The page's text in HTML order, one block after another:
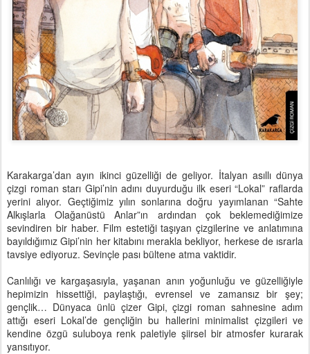
Karakarga’dan ayın ikinci güzelliği de geliyor. İtalyan asıllı dünya
çizgi roman starı Gipi’nin adını duyurduğu ilk eseri “Lokal” raflarda
yerini alıyor. Geçtiğimiz yılın sonlarına doğru yayımlanan “Sahte
Alkışlarla Olağanüstü Anlar”ın ardından çok beklemediğimize
sevindiren bir haber. Film estetiği taşıyan çizgilerine ve anlatımına
bayıldığımız Gipi’nin her kitabını merakla bekliyor, herkese de ısrarla
tavsiye ediyoruz. Sevinçle pası bültene atma vaktidir.
Canlılığı ve kargaşasıyla, yaşanan anın yoğunluğu ve güzelliğiyle
hepimizin hissettiği, paylaştığı, evrensel ve zamansız bir şey;
gençlik… Dünyaca ünlü çizer Gipi, çizgi roman sahnesine adım
attığı eseri Lokal’de gençliğin bu hallerini minimalist çizgileri ve
kendine özgü suluboya renk paletiyle şiirsel bir atmosfer kurarak
yansıtıyor.